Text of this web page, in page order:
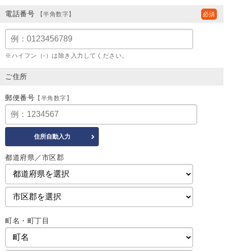
電話番号 【半角数字】
※ハイフン（-）は除き入力してください。
ご住所
郵便番号 【半角数字】
都道府県／市区郡
町名・町丁目